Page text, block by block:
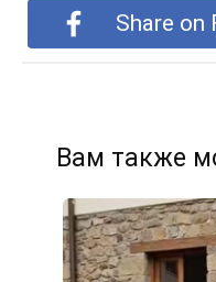
Share on
Вам также